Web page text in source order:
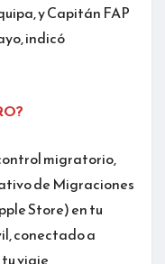
y Capitán FAP
indicó
migratorio,
de Migraciones
Store) en tu
conectado a
viaje